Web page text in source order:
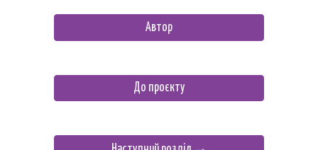
Автор
До проєкту